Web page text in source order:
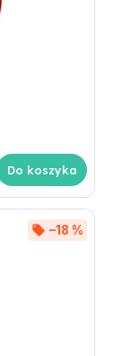
Do koszyka
–18 %